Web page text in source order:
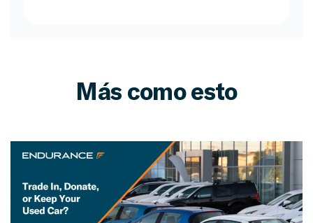
Más como esto